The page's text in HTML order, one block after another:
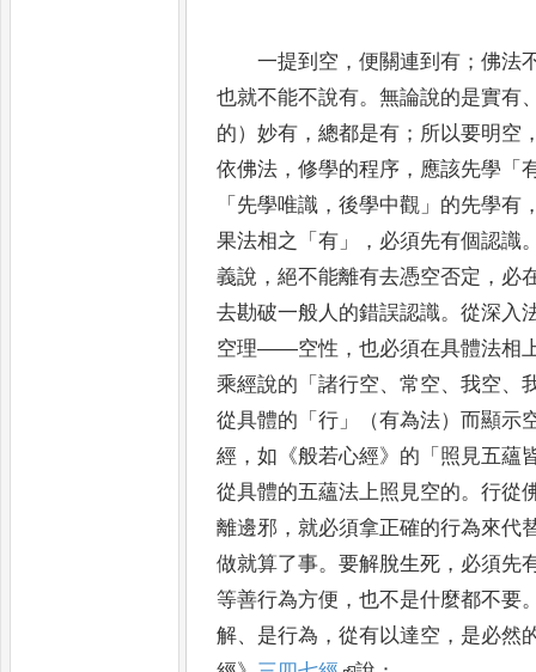
一提到空 ，便關連到有 ；佛法
也就不能不說有。無論說的是實有
的）妙有 ，總都是有 ； 所以要明空
依佛法 ，修學的程序 ， 應該先學 「
「 先學唯識 ，後學中觀 」 的先學有
果法相之
「有 」， 必須先有個認識
義說 ，絕不能離有去憑空否定 ， 必
去勘破一般人的錯誤認識。從深 入
空理——空性 ，也必須在具體法相
乘經說的 「諸行空、常空、我空、
從具體的 「行 」 （有為法）而顯示
經 ，如 《般若心經》 的 「 照見五蘊
從具體的五蘊法上照見空的。行從
離邊邪 ， 就必須拿正確的行為來代
做就算了事。要解脫生死 ， 必須先
等善行為方便 ，也不是什麼都不要
解、 是行為 ，從有以達空 ， 是必然